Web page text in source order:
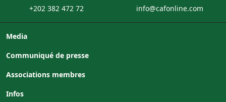
Media
Communiqué de presse
Associations membres
Infos
+202 382 472 72
info@cafonline.com